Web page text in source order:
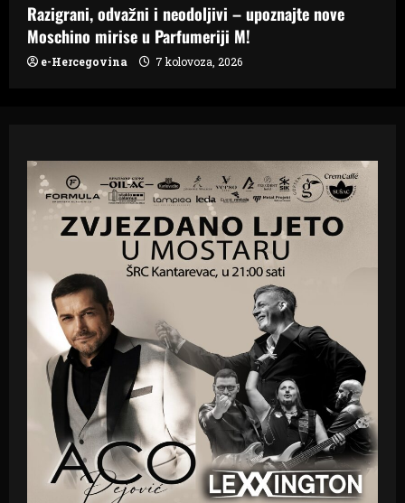
Razigrani, odvažni i neodoljivi – upoznajte nove
Moschino mirise u Parfumeriji M!
e-Hercegovina 7 kolovoza, 2026